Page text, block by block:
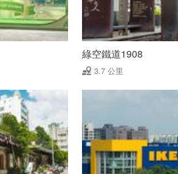
綠空鐵道1908
3.7 公里